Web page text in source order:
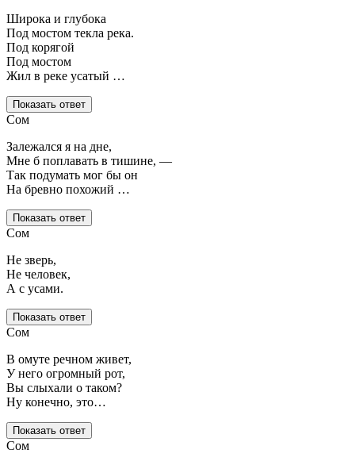
Широка и глубока
Под мостом текла река.
Под корягой
Под мостом
Жил в реке усатый …
Показать ответ
Сом
Залежался я на дне,
Мне б поплавать в тишине, —
Так подумать мог бы он
На бревно похожий …
Показать ответ
Сом
Не зверь,
Не человек,
А с усами.
Показать ответ
Сом
В омуте речном живет,
У него огромный рот,
Вы слыхали о таком?
Ну конечно, это…
Показать ответ
Сом